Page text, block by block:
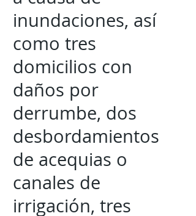
inundaciones, así
como tres
domicilios con
daños por
derrumbe, dos
desbordamientos
de acequias o
canales de
irrigación, tres